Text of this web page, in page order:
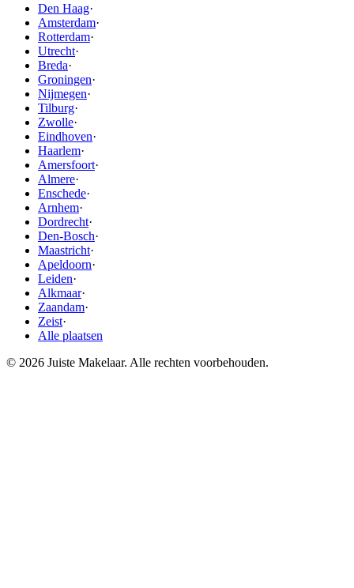
Den Haag·
Amsterdam·
Rotterdam·
Utrecht·
Breda·
Groningen·
Nijmegen·
Tilburg·
Zwolle·
Eindhoven·
Haarlem·
Amersfoort·
Almere·
Enschede·
Arnhem·
Dordrecht·
Den-Bosch·
Maastricht·
Apeldoorn·
Leiden·
Alkmaar·
Zaandam·
Zeist·
Alle plaatsen
© 2026 Juiste Makelaar. Alle rechten voorbehouden.